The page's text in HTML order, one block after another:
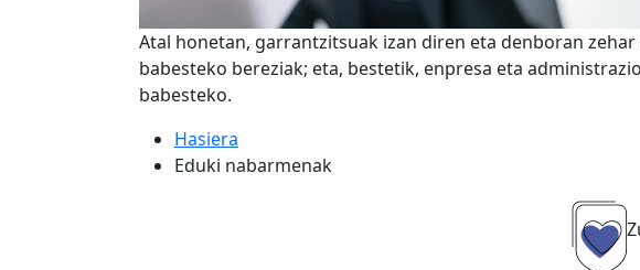
Atal honetan, garrantzitsuak izan diren eta denboran
babesteko bereziak; eta, bestetik, enpresa eta
babesteko.
Hasiera
Eduki nabarmenak